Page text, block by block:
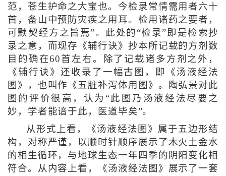
范，苍生护命之大宝也。今检录常情需用者六十
首，备山中预防灾疾之用耳。检用诸药之要者，
可黩契经方之旨焉”。此处的“检录”即是检索抄
录之意，而现存《辅行诀》抄本所记载的方剂数
目的确在60首左右。除了记载诸多方剂之外，
《辅行诀》还收录了一幅古图，即《汤液经法
图》，也叫作《五脏补泻体用图》。陶弘景对此
图的评价很高，认为“此图乃汤液经法尽要之
妙，学者能谙于此，医道毕矣”。
从形式上看，《汤液经法图》属于五边形结
构，对称严谨，以顺时针顺序展示了木火土金水
的相生循环，与地球生态一年四季的阴阳变化相
符合。从内容上看，《汤液经法图》展示了一套